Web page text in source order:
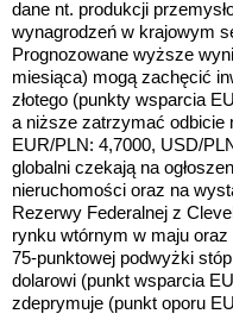
dane nt. produkcji
wynagrodzeń w krajowym
Prognozowane wyższe
miesiąca) mogą zachęcić
złotego (punkty wsparcia
a niższe zatrzymać odbicie
EUR/PLN: 4,7000, USD/
globalni czekają na
nieruchomości oraz na
Rezerwy Federalnej z
rynku wtórnym w maju oraz
75-punktowej podwyżki
dolarowi (punkt wsparcia
zdeprymuje (punkt oporu